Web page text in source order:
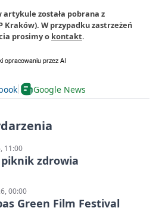
została pobrana z
Kraków). W przypadku zastrzeżeń
prosimy o kontakt.
Google News
11:00
zdrowia
00:00
Green Film Festival